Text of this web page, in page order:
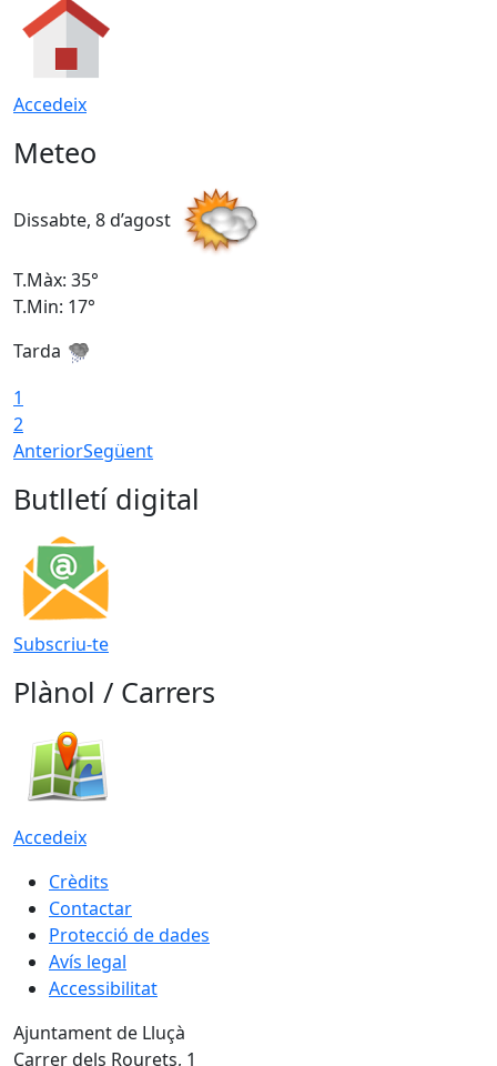
Accedeix
Meteo
Dissabte, 8 d’agost
T.Màx: 35°
T.Min: 17°
Tarda
1
2
AnteriorSegüent
Butlletí digital
Subscriu-te
Plànol / Carrers
Accedeix
Crèdits
Contactar
Protecció de dades
Avís legal
Accessibilitat
Ajuntament de Lluçà
Carrer dels Rourets, 1